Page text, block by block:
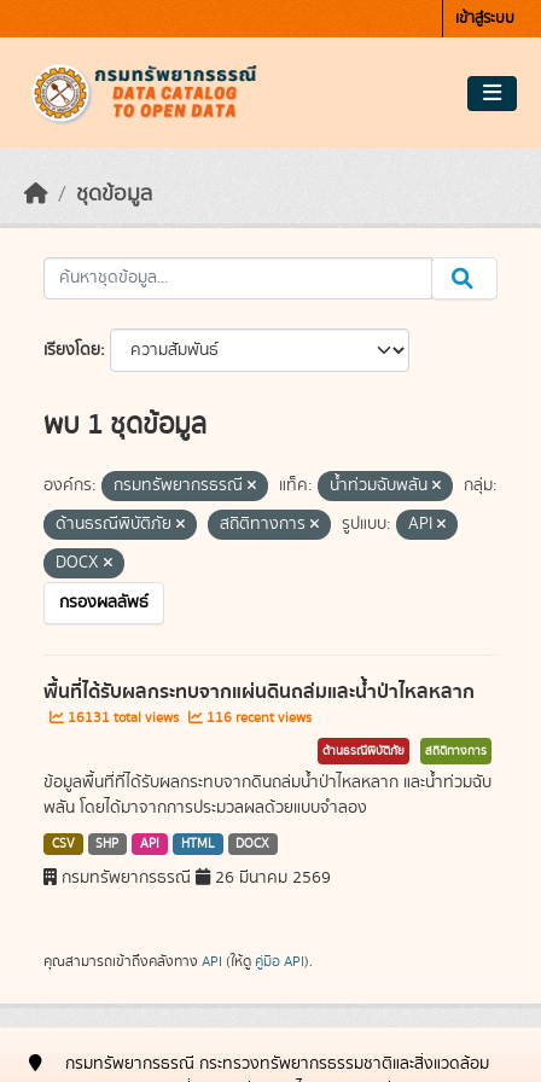
เข้าสู่ระบบ
ชุดข้อมูล
เรียงโดย
พบ 1 ชุดข้อมูล
องค์กร: กรมทรัพยากรธรณี แท็ค: น้ำท่วมฉับพลัน
กลุ่ม:
ด้านธรณีพิบัติภัย
สถิติทางการ รูปแบบ:
API
DOCX
กรองผลลัพธ์
พื้นที่ได้รับผลกระทบจากแผ่นดินถล่มและน้ำป่าไหลหลาก
16131 total views 116 recent views
ด้านธรณีพิบัติภัย สถิติทางการ
ข้อมูลพื้นที่ที่ได้รับผลกระทบจากดินถล่มน้ำป่าไหลหลาก และน้ำท่วมฉับ
พลัน โดยได้มาจากการประมวลผลด้วยแบบจำลอง
CSV SHP API HTML DOCX
กรมทรัพยากรธรณี 26 มีนาคม 2569
คุณสามารถเข้าถึงคลังทาง API (ให้ดู คู่มือ API).
กรมทรัพยากรธรณี กระทรวงทรัพยากรธรรมชาติและสิ่งแวดล้อม